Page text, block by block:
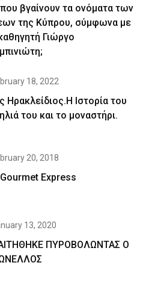
βγαίνουν τα ονόματα των
της Κύπρου, σύμφωνα με
Γιώργο
18, 2022
Ηρακλείδιος.Η Ιστορία του
του και το μοναστήρι.
20, 2018
Express
13, 2020
ΠΥΡΟΒΟΛΩΝΤΑΣ Ο